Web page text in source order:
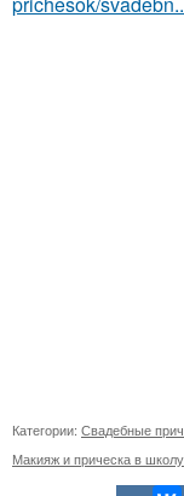
Категории: Свадебные
Макияж и прическа в школу